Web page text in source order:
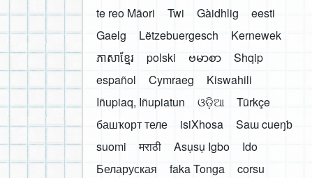
te reo Māori
Twi Gàidhlig
eesti
Gaelg
Lëtzebuergesch
Kernewek
ភាសាខ្មែរ
polski ဗမာစာ
Shqip
español
Cymraeg
Kiswahili
Iñupiaq, Iñupiatun
ଓଡ଼ିଆ
Türkçe
башҡорт теле
isiXhosa
Saɯ cueŋƅ
suomi
मराठी Asụsụ Igbo
Ido
Беларуская
faka Tonga
corsu